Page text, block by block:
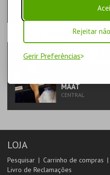
Rejeitar
Gerir Preferências
- EVENTO
A MAGIA DO
MAAT
CENTRAL
LOJA
Pesquisar Carrinho de compras
Livro de Reclamações